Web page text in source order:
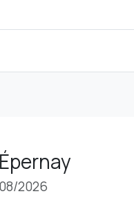
2026